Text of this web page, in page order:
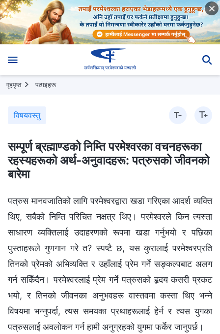
गृहपृष्ठ पढाइहरू
विषयवस्तु
सम्पूर्ण ब्रह्माण्डको निम्ति परमेश्‍वरका वचनहरूका
रहस्यहरूको अर्थ-अनुवादहरू: पत्रुसको जीवनको
बारेमा
पत्रुस मानवजातिको लागि परमेश्‍वरद्वारा खडा गरिएका आदर्श व्यक्ति
थिए, सबैको निम्ति परिचित नक्षत्र थिए। परमेश्‍वरले किन त्यस्ता
साधारण व्यक्तिलाई उदाहरणको रूपमा खडा गर्नुभयो र पछिका
पुस्ताहरूले गुणगान गरे त? स्पष्टै छ, यस कुरालाई परमेश्‍वरप्रति
तिनको प्रेमको अभिव्यक्ति र उहाँलाई प्रेम गर्ने सङ्कल्पबाट अलग
गर्न सकिँदैन। परमेश्‍वरलाई प्रेम गर्ने पत्रुसको हृदय कसरी प्रकट
भयो, र तिनको जीवनका अनुभवहरू वास्तवमा कस्ता थिए भन्ने
विषयमा भन्नुपर्दा, त्यस समयका प्रथाहरूलाई हेर्न र त्यस युगका
पत्रुसलाई अवलोकन गर्न हामी अनुग्रहको युगमा फर्केर जानुपर्छ।